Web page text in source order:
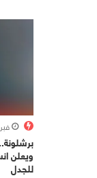
ويعلن
للجدل